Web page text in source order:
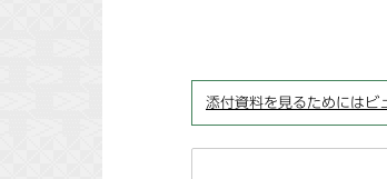
添付資料を見るためにはビ